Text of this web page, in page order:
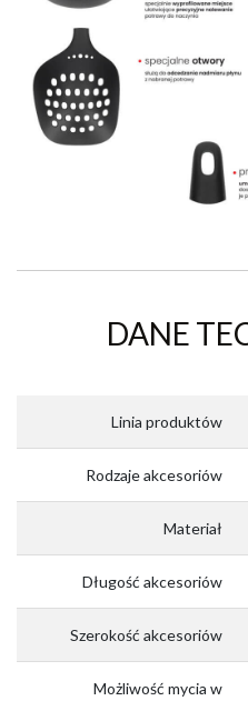
DANE
Linia produktów
Rodzaje akcesoriów
Materiał
Długość akcesoriów
Szerokość akcesoriów
Możliwość mycia w